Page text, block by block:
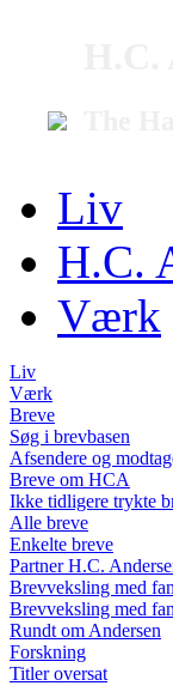
Liv
H.C.
Værk
Liv
Værk
Breve
Søg i brevbasen
Afsendere og
Breve om HCA
Ikke tidligere trykte
Alle breve
Enkelte breve
Partner H.C.
Brevveksling med
Brevveksling med
Rundt om Andersen
Forskning
Titler oversat